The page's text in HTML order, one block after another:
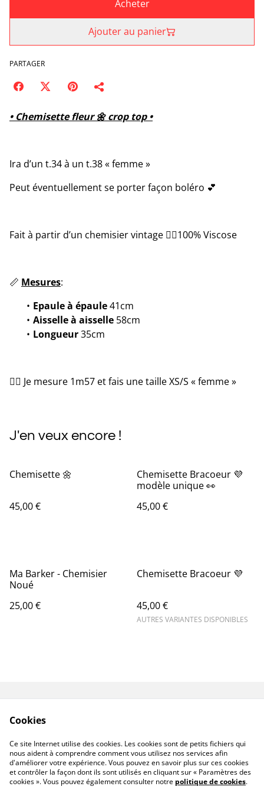
Acheter
Ajouter au panier
PARTAGER
• Chemisette fleur 🌼 crop top •
Ira d’un t.34 à un t.38 « femme »
Peut éventuellement se porter façon boléro 💕
Fait à partir d’un chemisier vintage ✌🏻100% Viscose
📏 Mesures:
Epaule à épaule41cm
Aisselle à aisselle 58cm
Longueur35cm
💁‍♀️ Je mesure 1m57 et fais une taille XS/S « femme »
J'en veux encore !
Chemisette 🌼
45,00 €
Chemisette Bracoeur 💜
modèle unique 👀
45,00 €
Ma Barker - Chemisier
Noué
25,00 €
Chemisette Bracoeur 💜
45,00 €
AUTRES VARIANTES DISPONIBLES
Livraisons & Retours
confidentialité
Linktree
Cookies
Ce site Internet utilise des cookies. Les cookies sont de petits fichiers qui
nous aident à comprendre comment vous utilisez nos services afin
d'améliorer votre expérience. Vous pouvez en savoir plus sur ces cookies
et contrôler la façon dont ils sont utilisés en cliquant sur « Paramètres des
cookies ». Vous pouvez également consulter notre politique de cookies.